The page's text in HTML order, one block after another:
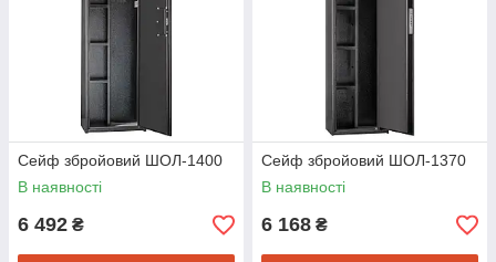
Сейф збройовий ШОЛ-1400
В наявності
6 492 ₴
Сейф збройовий ШОЛ-1370
В наявності
6 168 ₴